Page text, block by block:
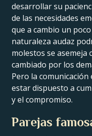
desarrollar su
de las necesidades
que a cambio un poco
naturaleza audaz
molestos se asemeja
cambiado por los
Pero la comunicación
estar dispuesto a
y el compromiso.
Parejas